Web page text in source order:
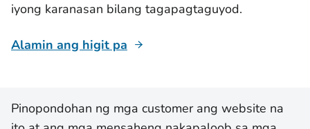
iyong karanasan bilang tagapagtaguyod.
Alamin ang higit pa
Pinopondohan ng mga customer ang website na